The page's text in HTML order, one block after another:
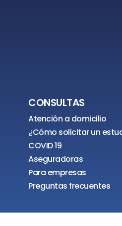
CONSULTAS
Atención a domicilio
¿Cómo solicitar un
COVID 19
Aseguradoras
Para empresas
Preguntas frecuentes